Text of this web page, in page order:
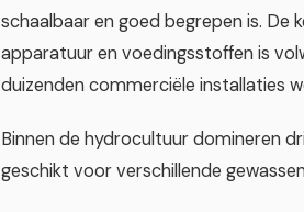
schaalbaar en goed begrepen is. De
apparatuur en voedingsstoffen is
duizenden commerciële installaties
Binnen de hydrocultuur domineren
geschikt voor verschillende